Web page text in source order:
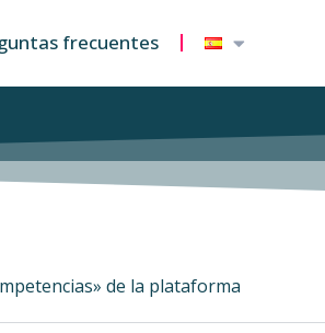
frecuentes
de la plataforma